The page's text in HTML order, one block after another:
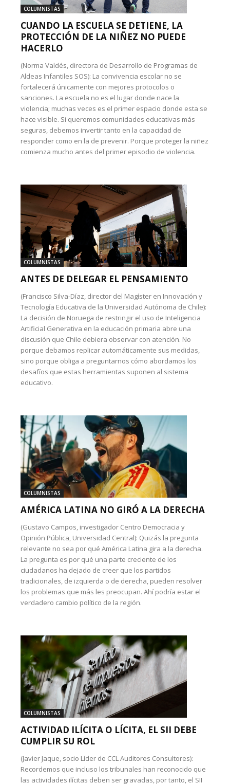
COLUMNISTAS
CUANDO LA ESCUELA SE DETIENE, LA
PROTECCIÓN DE LA NIÑEZ NO PUEDE
HACERLO
(Norma Valdés, directora de Desarrollo de Programas de
Aldeas Infantiles SOS): La convivencia escolar no se
fortalecerá únicamente con mejores protocolos o
sanciones. La escuela no es el lugar donde nace la
violencia; muchas veces es el primer espacio donde esta se
hace visible. Si queremos comunidades educativas más
seguras, debemos invertir tanto en la capacidad de
responder como en la de prevenir. Porque proteger la niñez
comienza mucho antes del primer episodio de violencia.
COLUMNISTAS
ANTES DE DELEGAR EL PENSAMIENTO
(Francisco Silva-Díaz, director del Magíster en Innovación y
Tecnología Educativa de la Universidad Autónoma de Chile):
La decisión de Noruega de restringir el uso de Inteligencia
Artificial Generativa en la educación primaria abre una
discusión que Chile debiera observar con atención. No
porque debamos replicar automáticamente sus medidas,
sino porque obliga a preguntarnos cómo abordamos los
desafíos que estas herramientas suponen al sistema
educativo.
COLUMNISTAS
AMÉRICA LATINA NO GIRÓ A LA DERECHA
(Gustavo Campos, investigador Centro Democracia y
Opinión Pública, Universidad Central): Quizás la pregunta
relevante no sea por qué América Latina gira a la derecha.
La pregunta es por qué una parte creciente de los
ciudadanos ha dejado de creer que los partidos
tradicionales, de izquierda o de derecha, pueden resolver
los problemas que más les preocupan. Ahí podría estar el
verdadero cambio político de la región.
COLUMNISTAS
ACTIVIDAD ILÍCITA O LÍCITA, EL SII DEBE
CUMPLIR SU ROL
(Javier Jaque, socio Líder de CCL Auditores Consultores):
Recordemos que incluso los tribunales han reconocido que
las actividades ilícitas deben ser gravadas, por tanto, el SII